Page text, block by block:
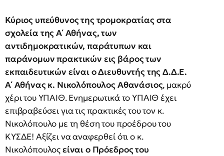
Κύριος υπεύθυνος της τρομοκρατίας στα
σχολεία της Α΄ Αθήνας, των
αντιδημοκρατικών, παράτυπων και
παράνομων πρακτικών εις βάρος των
εκπαιδευτικών είναι ο Διευθυντής της Δ.Δ.Ε.
Α΄ Αθήνας κ. Νικολόπουλος Αθανάσιος, μακρύ
χέρι του ΥΠΑΙΘ. Ενημερωτικά το ΥΠΑΙΘ έχει
επιβραβεύσει για τις πρακτικές του τον κ.
Νικολόπουλο με τη θέση του προέδρου του
ΚΥΣΔΕ! Αξίζει να αναφερθεί ότι ο κ.
Νικολόπουλοςείναι ο Πρόεδρος του